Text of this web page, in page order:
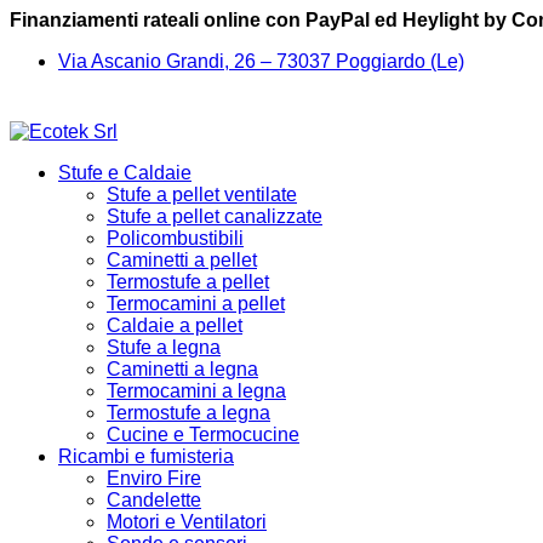
Finanziamenti rateali online con PayPal ed Heylight by
Via Ascanio Grandi, 26 – 73037 Poggiardo (Le)
Stufe e Caldaie
Stufe a pellet ventilate
Stufe a pellet canalizzate
Policombustibili
Caminetti a pellet
Termostufe a pellet
Termocamini a pellet
Caldaie a pellet
Stufe a legna
Caminetti a legna
Termocamini a legna
Termostufe a legna
Cucine e Termocucine
Ricambi e fumisteria
Enviro Fire
Candelette
Motori e Ventilatori